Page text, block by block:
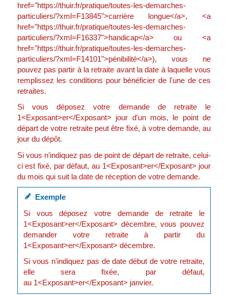
href="https://thuir.fr/pratique/toutes-les-demarches-
particuliers/?xml=F13845">carrière longue</a>, <a
href="https://thuir.fr/pratique/toutes-les-demarches-
particuliers/?xml=F16337">handicap</a> ou <a
href="https://thuir.fr/pratique/toutes-les-demarches-
particuliers/?xml=F14101">pénibilité</a>), vous ne
pouvez pas partir à la retraite avant la date à laquelle vous
remplissez les conditions pour bénéficier de l'une de ces
retraites.
Si vous déposez votre demande de retraite le
1<Exposant>er</Exposant> jour d'un mois, le point de
départ de votre retraite peut être fixé, à votre demande, au
jour du dépôt.
Si vous n'indiquez pas de point de départ de retraite, celui-
ci est fixé, par défaut, au 1<Exposant>er</Exposant> jour
du mois qui suit la date de réception de votre demande.
Exemple
Si vous déposez votre demande de retraite le
1<Exposant>er</Exposant> décembre, vous pouvez
demander votre retraite à partir du
1<Exposant>er</Exposant> décembre.
Si vous n'indiquez pas de date début de votre retraite,
elle sera fixée, par défaut,
au 1<Exposant>er</Exposant> janvier.